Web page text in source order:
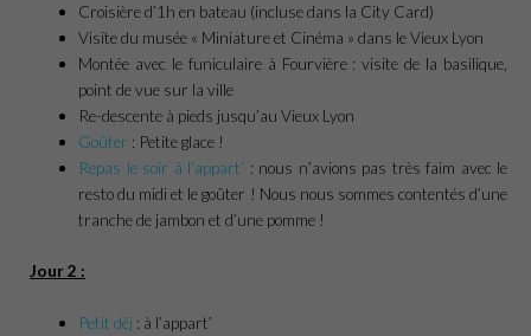
Croisière d’1h en bateau (incluse dans la City Card)
Visite du musée « Miniature et Cinéma » dans le Vieux Lyon
Montée avec le funiculaire à Fourvière : visite de la basilique,
point de vue sur la ville
Re-descente à pieds jusqu’au Vieux Lyon
Goûter : Petite glace !
Repas le soir à l’appart’ : nous n’avions pas très faim avec le
resto du midi et le goûter ! Nous nous sommes contentés d’une
tranche de jambon et d’une pomme !
Jour 2 :
Petit déj : à l’appart’